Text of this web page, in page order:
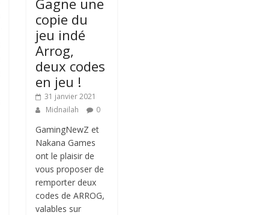
copie du
jeu indé
Arrog,
deux codes
en jeu !
31 janvier 2021
Midnailah
0
GamingNewZ et
Nakana Games
ont le plaisir de
vous proposer de
remporter deux
codes de ARROG,
valables sur